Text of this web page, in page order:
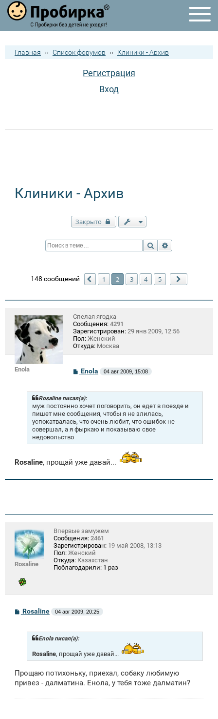
Главная ›› Список форумов ›› Клиники - Архив
Регистрация
Вход
Клиники - Архив
Закрыто
Поиск
148 сообщений Пред.
1 2 3 4 5
Enola
Спелая ягодка
Сообщения: 4291
Зарегистрирован: 29 янв 2009, 12:56
Пол: Женский
Откуда: Москва
С
б
щ
е
н
и
е
Enola 04 авг 2009, 15:08
Rosaline писал(а):
муж постоянно хочет поговорить, он едет в поезде и
пишет мне сообщения, чтобы я не злилась,
успокатвалась, что очень любит, что ошибок не
совершал, а я фыркаю и показываю свое
недовольство
Rosaline, прощай уже давай...
Rosaline
Впервые замужем
Сообщения: 2461
Зарегистрирован: 19 май 2008, 13:13
Пол: Женский
Откуда: Казахстан
Поблагодарили: 1 раз
СRosaline 04 авг 2009, 20:25
Enola писал(а):
Rosaline, прощай уже давай...
Прощаю потихоньку, приехал, собаку любимую
привез - далматина. Енола, у тебя тоже далматин?